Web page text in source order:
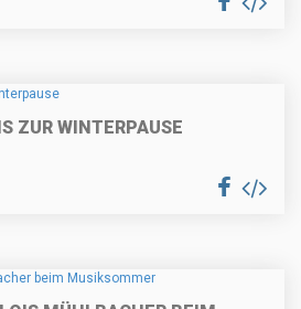
ZUR WINTERPAUSE